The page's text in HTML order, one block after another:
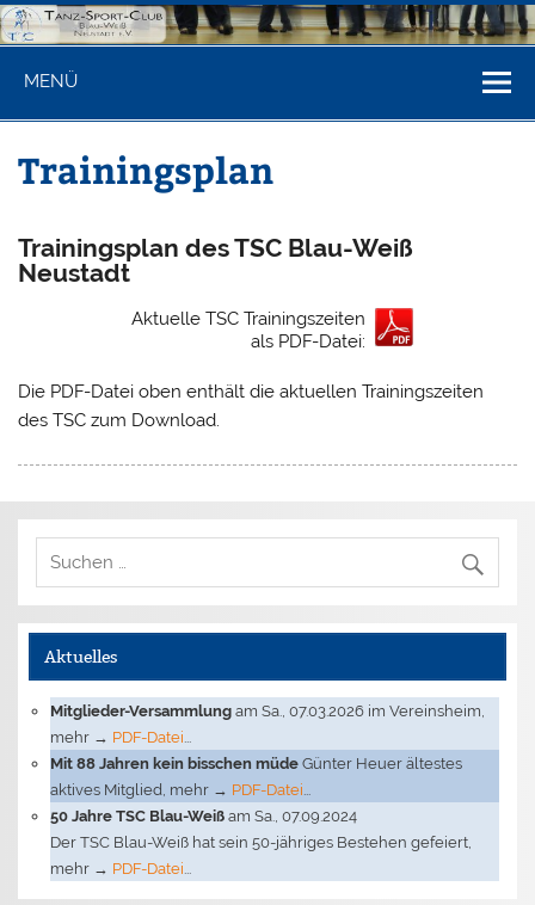
Zum
Inhalt
springen
Blau-Weiß
Neustadt/
MENÜ
Trainingsplan
Trainingsplan des TSC Blau-Weiß
Neustadt
Aktuelle TSC Trainingszeiten
als PDF-Datei:
Die PDF-Datei oben enthält die aktuellen Trainingszeiten
des TSC zum Download.
Aktuelles
Mitglieder-Versammlungam Sa., 07.03.2026 im Vereinsheim,
mehr → PDF-Datei
Mit 88 Jahren kein bisschen müdeGünter Heuer ältestes
aktives Mitglied, mehr → PDF-Datei
50 Jahre TSC Blau-Weißam Sa., 07.09.2024
Der TSC Blau-Weiß hat sein 50-jähriges Bestehen gefeiert,
mehr → PDF-Datei